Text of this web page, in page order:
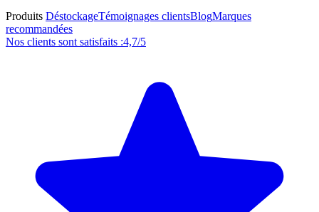
Produits DéstockageTémoignages clientsBlogMarques
recommandées
Nos clients sont satisfaits :4,7/5